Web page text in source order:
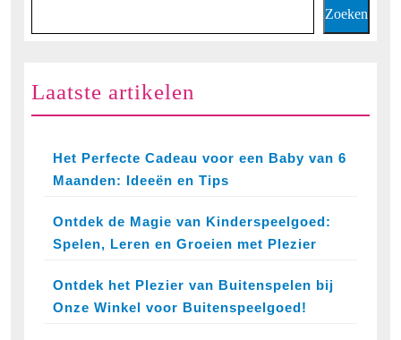
Zoeken
Laatste artikelen
Het Perfecte Cadeau voor een Baby van 6
Maanden: Ideeën en Tips
Ontdek de Magie van Kinderspeelgoed:
Spelen, Leren en Groeien met Plezier
Ontdek het Plezier van Buitenspelen bij
Onze Winkel voor Buitenspeelgoed!